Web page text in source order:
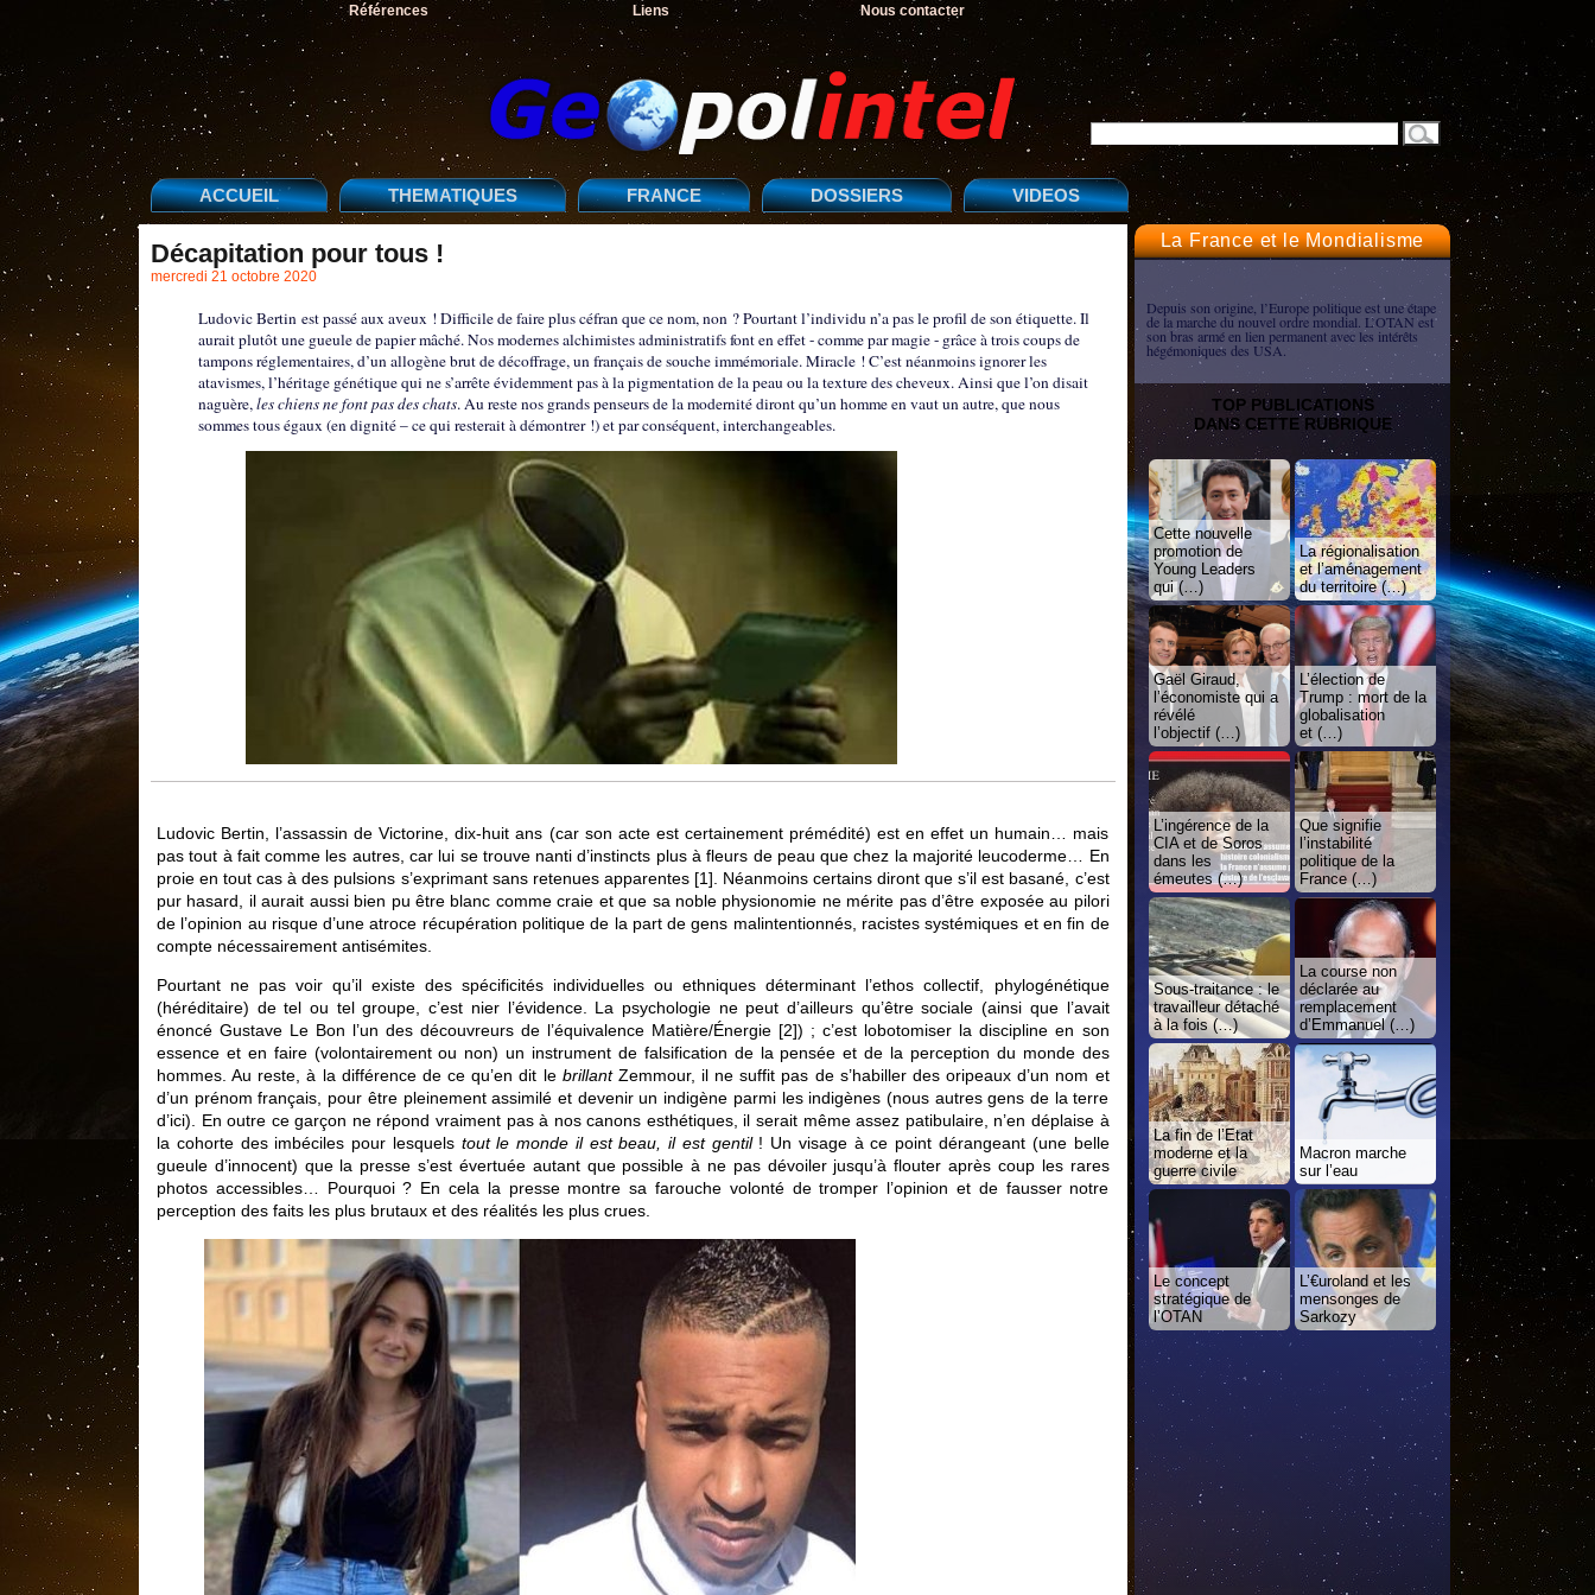
Références Liens Nous contacter
ACCUEIL THEMATIQUES FRANCE DOSSIERS VIDEOS
Décapitation pour tous !
mercredi 21 octobre 2020
Ludovic Bertin est passé aux aveux ! Difficile de faire plus céfran que ce nom, non ? Pourtant l’individu n’a pas le profil de son étiquette. Il
aurait plutôt une gueule de papier mâché. Nos modernes alchimistes administratifs font en effet - comme par magie - grâce à trois coups de
tampons réglementaires, d’un allogène brut de décoffrage, un français de souche immémoriale. Miracle ! C’est néanmoins ignorer les
atavismes, l’héritage génétique qui ne s’arrête évidemment pas à la pigmentation de la peau ou la texture des cheveux. Ainsi que l’on disait
naguère,les chiens ne font pas des chats. Au reste nos grands penseurs de la modernité diront qu’un homme en vaut un autre, que nous
sommes tous égaux (en dignité – ce qui resterait à démontrer !) et par conséquent, interchangeables.
Ludovic Bertin, l’assassin de Victorine, dix-huit ans (car son acte est certainement prémédité) est en effet un humain… mais
pas tout à fait comme les autres, car lui se trouve nanti d’instincts plus à fleurs de peau que chez la majorité leucoderme… En
proie en tout cas à des pulsions s’exprimant sans retenues apparentes[1] . Néanmoins certains diront que s’il est basané, c’est
pur hasard, il aurait aussi bien pu être blanc comme craie et que sa noble physionomie ne mérite pas d’être exposée au pilori
de l’opinion au risque d’une atroce récupération politique de la part de gens malintentionnés, racistes systémiques et en fin de
compte nécessairement antisémites.
Pourtant ne pas voir qu’il existe des spécificités individuelles ou ethniques déterminant l’ethos collectif, phylogénétique
(héréditaire) de tel ou tel groupe, c’est nier l’évidence. La psychologie ne peut d’ailleurs qu’être sociale (ainsi que l’avait
énoncé Gustave Le Bon l’un des découvreurs de l’équivalence Matière/Énergie [2]) ; c’est lobotomiser la discipline en son
essence et en faire (volontairement ou non) un instrument de falsification de la pensée et de la perception du monde des
hommes. Au reste, à la différence de ce qu’en dit le brillantZemmour, il ne suffit pas de s’habiller des oripeaux d’un nom et
d’un prénom français, pour être pleinement assimilé et devenir un indigène parmi les indigènes (nous autres gens de la terre
d’ici). En outre ce garçon ne répond vraiment pas à nos canons esthétiques, il serait même assez patibulaire, n’en déplaise à
la cohorte des imbéciles pour lesquels tout le monde il est beau, il est gentil! Un visage à ce point dérangeant (une belle
gueule d’innocent) que la presse s’est évertuée autant que possible à ne pas dévoiler jusqu’à flouter après coup les rares
photos accessibles… Pourquoi ? En cela la presse montre sa farouche volonté de tromper l’opinion et de fausser notre
perception des faits les plus brutaux et des réalités les plus crues.
La France et le Mondialisme
Depuis son origine, l’Europe politique est une étape
de la marche du nouvel ordre mondial. L’OTAN est
son bras armé en lien permanent avec les intérêts
hégémoniques des USA.
TOP PUBLICATIONS
DANS CETTE RUBRIQUE
Cette nouvelle
promotion de
Young Leaders
qui (…)
La régionalisation
et l’aménagement
du territoire (…)
Gaël Giraud,
l’économiste qui a
révélé
l’objectif (…)
L’élection de
Trump : mort de la
globalisation
et (…)
L’ingérence de la
CIA et de Soros
dans les
émeutes (…)
Que signifie
l’instabilité
politique de la
France (…)
Sous-traitance : le
travailleur détaché
à la fois (…)
La course non
déclarée au
remplacement
d’Emmanuel (…)
La fin de l’Etat
moderne et la
guerre civile
Macron marche
sur l’eau
Le concept
stratégique de
l’OTAN
L’€uroland et les
mensonges de
Sarkozy